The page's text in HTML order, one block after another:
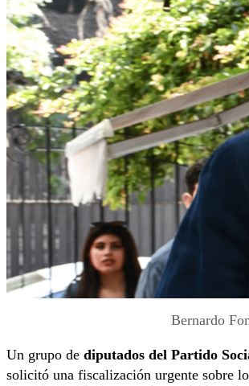
Bernardo
Un grupo de diputados del Partido
solicitó una fiscalización urgente sobre